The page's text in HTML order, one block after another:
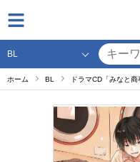
ホーム BL ドラマCD「みなと商